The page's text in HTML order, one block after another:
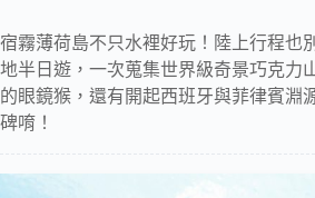
宿霧薄荷島不只水裡好玩！陸上行程也
地半日遊，一次蒐集世界級奇景巧克力
的眼鏡猴，還有開起西班牙與菲律賓淵
碑唷！